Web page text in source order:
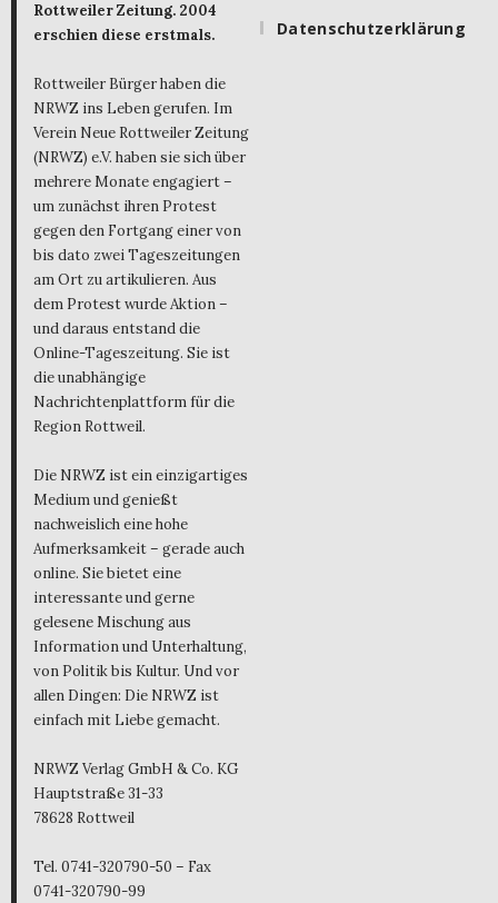
Rottweiler Zeitung. 2004
erschien diese erstmals.
Rottweiler Bürger haben die
NRWZ ins Leben gerufen. Im
Verein Neue Rottweiler Zeitung
(NRWZ) e.V. haben sie sich über
mehrere Monate engagiert –
um zunächst ihren Protest
gegen den Fortgang einer von
bis dato zwei Tageszeitungen
am Ort zu artikulieren. Aus
dem Protest wurde Aktion –
und daraus entstand die
Online-Tageszeitung. Sie ist
die unabhängige
Nachrichtenplattform für die
Region Rottweil.
Die NRWZ ist ein einzigartiges
Medium und genießt
nachweislich eine hohe
Aufmerksamkeit – gerade auch
online. Sie bietet eine
interessante und gerne
gelesene Mischung aus
Information und Unterhaltung,
von Politik bis Kultur. Und vor
allen Dingen: Die NRWZ ist
einfach mit Liebe gemacht.
NRWZ Verlag GmbH & Co. KG
Hauptstraße 31-33
78628 Rottweil
Tel. 0741-320790-50 – Fax
0741-320790-99
Datenschutzerklärung